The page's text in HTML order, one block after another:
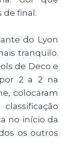
de final.
do Lyon
tranquilo.
de Deco e
2 a 2 na
colocaram
no início da
os outros